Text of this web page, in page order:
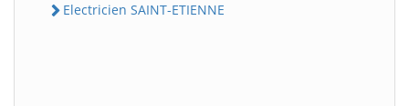
Electricien SAINT-ETIENNE